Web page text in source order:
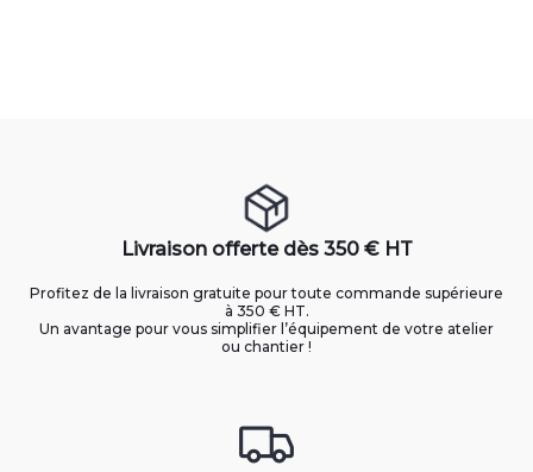
Livraison offerte dès 350 € HT
Profitez de la livraison gratuite pour toute commande supérieure
à 350 € HT.
Un avantage pour vous simplifier l’équipement de votre atelier
ou chantier !